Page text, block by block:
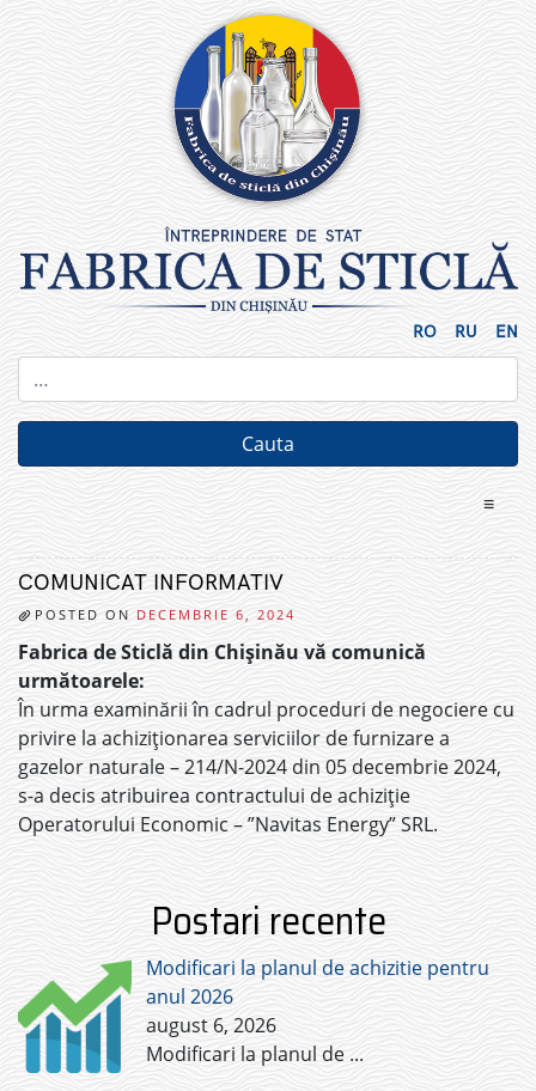
RO RU EN
≡
COMUNICAT INFORMATIV
POSTED ON DECEMBRIE 6, 2024
Fabrica de Sticlă din Chișinău vă comunică
următoarele:
În urma examinării în cadrul proceduri de negociere cu
privire la achiziționarea serviciilor de furnizare a
gazelor naturale – 214/N-2024 din 05 decembrie 2024,
s-a decis atribuirea contractului de achiziție
Operatorului Economic – ”Navitas Energy” SRL.
Postari recente
Modificari la planul de achizitie pentru
anul 2026
august 6, 2026
Modificari la planul de ...